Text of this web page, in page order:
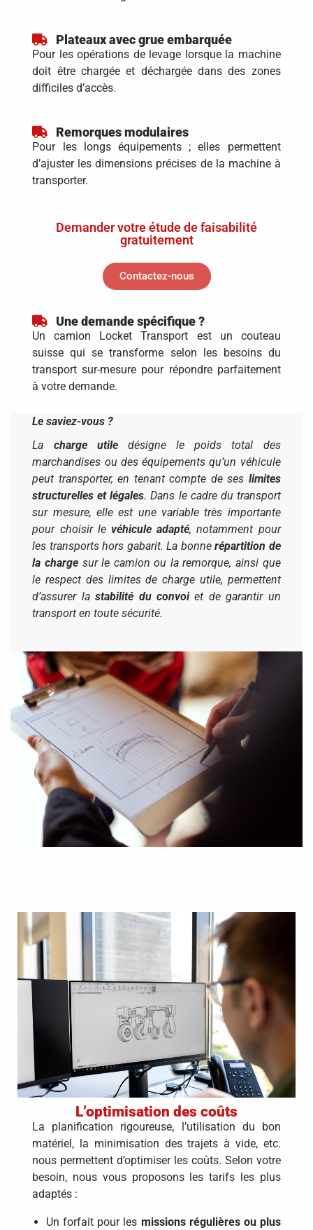
Plateaux avec grue embarquée
Pour les opérations de levage lorsque la machine
doit être chargée et déchargée dans des zones
difficiles d’accès.
Remorques modulaires
Pour les longs équipements ; elles permettent
d’ajuster les dimensions précises de la machine à
transporter.
Demander votre étude de faisabilité
gratuitement
Contactez-nous
Une demande spécifique ?
Un camion Locket Transport est un couteau
suisse qui se transforme selon les besoins du
transport sur-mesure pour répondre parfaitement
à votre demande.
Le saviez-vous ?
La charge utiledésigne le poids total des
marchandises ou des équipements qu’un véhicule
peut transporter, en tenant compte de ses limites
structurelles et légales. Dans le cadre du transport
sur mesure, elle est une variable très importante
pour choisir le véhicule adapté, notamment pour
les transports hors gabarit. La bonnerépartition de
la chargesur le camion ou la remorque, ainsi que
le respect des limites de charge utile, permettent
d’assurer lastabilité du convoiet de garantir un
transport en toute sécurité.
L’optimisation des coûts
La planification rigoureuse, l’utilisation du bon
matériel, la minimisation des trajets à vide, etc.
nous permettent d’optimiser les coûts. Selon votre
besoin, nous vous proposons les tarifs les plus
adaptés :
Un forfait pour les missions régulières ou plus